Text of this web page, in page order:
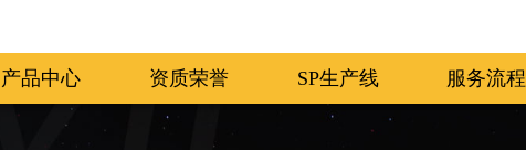
产品中心 资质荣誉 SP生产线 服务流程